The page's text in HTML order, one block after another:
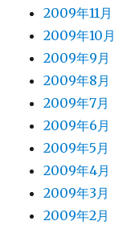
2009年11月
2009年10月
2009年9月
2009年8月
2009年7月
2009年6月
2009年5月
2009年4月
2009年3月
2009年2月